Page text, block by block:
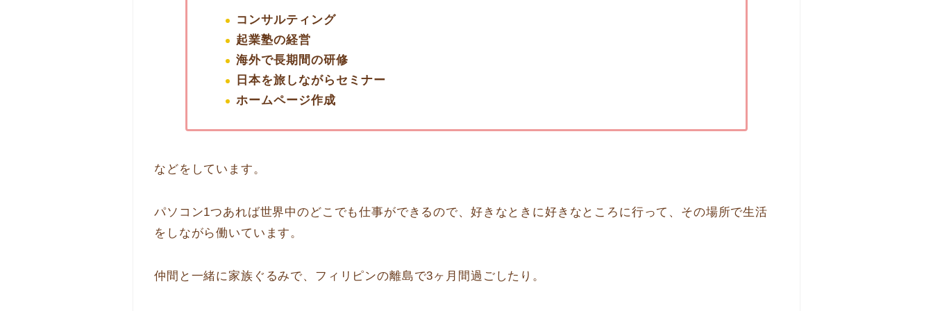
コンサルティング
起業塾の経営
海外で長期間の研修
日本を旅しながらセミナー
ホームページ作成
などをしています。
パソコン1つあれば世界中のどこでも仕事ができるので、好きなときに好きなところに行って、その場所で生活
をしながら働いています。
仲間と一緒に家族ぐるみで、フィリピンの離島で3ヶ月間過ごしたり。